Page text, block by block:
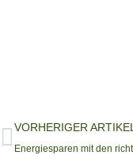
VORHERIGER ARTIKEL